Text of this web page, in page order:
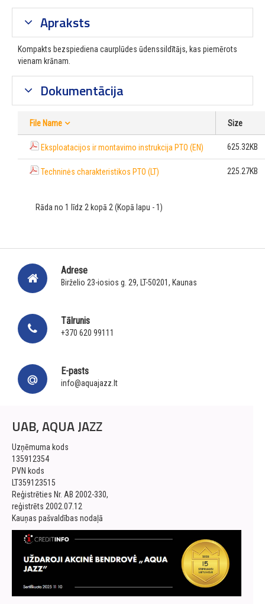
Apraksts
Kompakts bezspiediena caurplūdes ūdenssildītājs, kas piemērots
vienam krānam.
Dokumentācija
File Name Size
Eksploatacijos ir montavimo instrukcija PTO (EN) 625.32KB
Techninės charakteristikos PTO (LT) 225.27KB
Rāda no 1 līdz 2 kopā 2 (Kopā lapu - 1)
Adrese
Birželio 23-iosios g. 29, LT-50201, Kaunas
Tālrunis
+370 620 99111
E-pasts
info@aquajazz.lt
UAB, AQUA JAZZ
Uzņēmuma kods
135912354
PVN kods
LT359123515
Reģistrēties Nr. AB 2002-330,
reģistrēts 2002.07.12
Kauņas pašvaldības nodaļā